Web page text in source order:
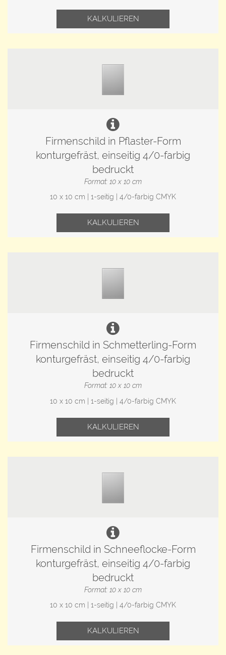
KALKULIEREN
Firmenschild in Pflaster-Form
konturgefräst, einseitig 4/0-farbig
bedruckt
Format: 10 x 10 cm
10 x 10 cm | 1-seitig | 4/0-farbig CMYK
KALKULIEREN
Firmenschild in Schmetterling-Form
konturgefräst, einseitig 4/0-farbig
bedruckt
Format: 10 x 10 cm
10 x 10 cm | 1-seitig | 4/0-farbig CMYK
KALKULIEREN
Firmenschild in Schneeflocke-Form
konturgefräst, einseitig 4/0-farbig
bedruckt
Format: 10 x 10 cm
10 x 10 cm | 1-seitig | 4/0-farbig CMYK
KALKULIEREN